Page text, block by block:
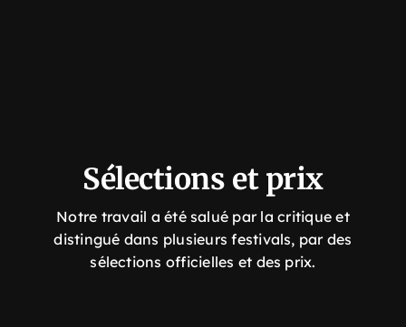
Sélections et prix
Notre travail a été salué par la critique et
distingué dans plusieurs festivals, par des
sélections officielles et des prix.